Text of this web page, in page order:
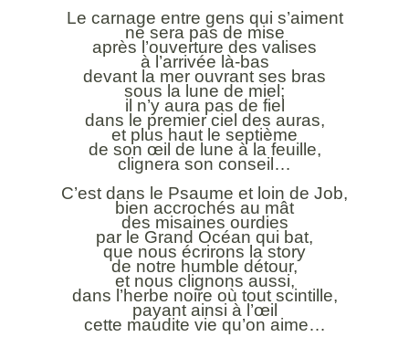
Le carnage entre gens qui s’aiment
ne sera pas de mise
après l’ouverture des valises
à l’arrivée là-bas
devant la mer ouvrant ses bras
sous la lune de miel;
il n’y aura pas de fiel
dans le premier ciel des auras,
et plus haut le septième
de son œil de lune à la feuille,
clignera son conseil…
C’est dans le Psaume et loin de Job,
bien accrochés au mât
des misaines ourdies
par le Grand Océan qui bat,
que nous écrirons la story
de notre humble détour,
et nous clignons aussi,
dans l’herbe noire où tout scintille,
payant ainsi à l’œil
cette maudite vie qu’on aime…